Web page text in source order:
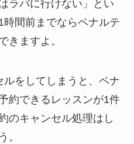
ラバに行けない」
とい
時間前までならペナルテ
きますよ。
ルをしてしまうと、ペナ
約できるレッスンが1件
のキャンセル処理はし
。